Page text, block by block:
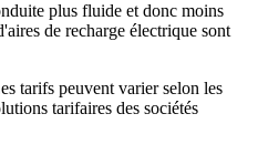
plus fluide et donc moins
de recharge électrique sont
tarifs peuvent varier selon les
tarifaires des sociétés